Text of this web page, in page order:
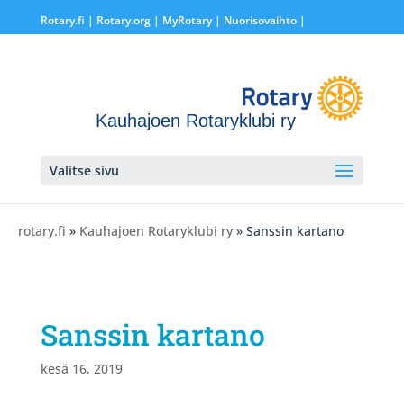
Rotary.fi | Rotary.org| MyRotary | Nuorisovaihto|
Kauhajoen Rotaryklubi ry
Valitse sivu
rotary.fi » Kauhajoen Rotaryklubi ry » Sanssin kartano
Sanssin kartano
kesä 16, 2019